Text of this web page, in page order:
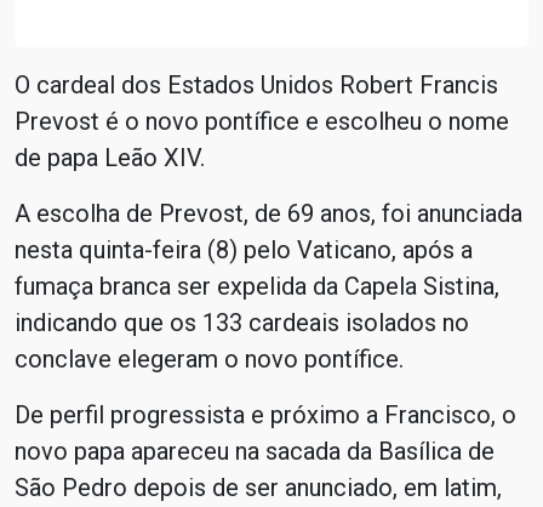
O cardeal dos Estados Unidos Robert Francis
Prevost é o novo pontífice e escolheu o nome
de papa Leão XIV.
A escolha de Prevost, de 69 anos, foi anunciada
nesta quinta-feira (8) pelo Vaticano, após a
fumaça branca ser expelida da Capela Sistina,
indicando que os 133 cardeais isolados no
conclave elegeram o novo pontífice.
De perfil progressista e próximo a Francisco, o
novo papa apareceu na sacada da Basílica de
São Pedro depois de ser anunciado, em latim,